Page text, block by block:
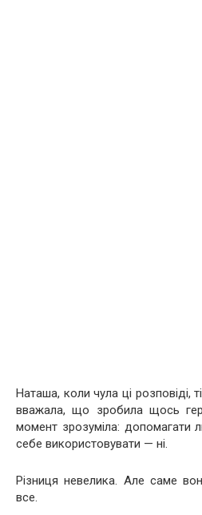
Наташа, коли чула ці розповіді,
вважала, що зробила щось
момент зрозуміла:
себе використовувати — ні.
Різниця невелика. Але саме
все.